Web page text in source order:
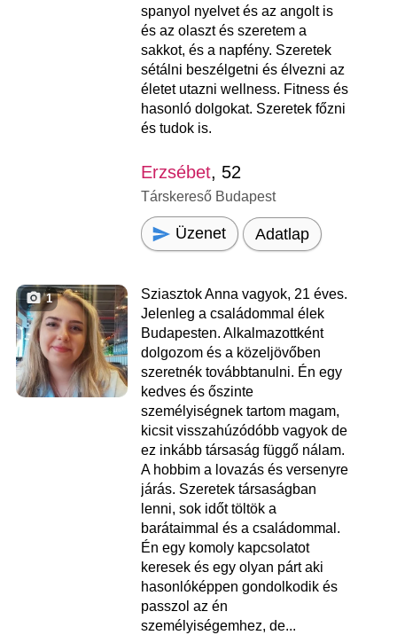
spanyol nyelvet és az angolt is
és az olaszt és szeretem a
sakkot, és a napfény. Szeretek
sétálni beszélgetni és élvezni az
életet utazni wellness. Fitness és
hasonló dolgokat. Szeretek főzni
és tudok is.
Erzsébet, 52
Társkereső Budapest
Üzenet Adatlap
1
Sziasztok Anna vagyok, 21 éves.
Jelenleg a családommal élek
Budapesten. Alkalmazottként
dolgozom és a közeljövőben
szeretnék továbbtanulni. Én egy
kedves és őszinte
személyiségnek tartom magam,
kicsit visszahúzódóbb vagyok de
ez inkább társaság függő nálam.
A hobbim a lovazás és versenyre
járás. Szeretek társaságban
lenni, sok időt töltök a
barátaimmal és a családommal.
Én egy komoly kapcsolatot
keresek és egy olyan párt aki
hasonlóképpen gondolkodik és
passzol az én
személyiségemhez, de...